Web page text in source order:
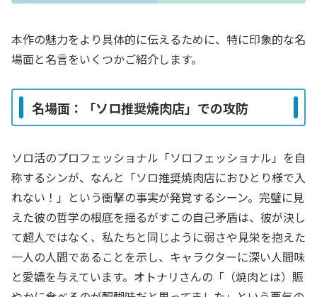
本作の魅力をより具体的に伝えるために、特に印象的な名
場面と名言をいくつかご紹介します。
名場面：「ソロ推奨焼肉店」での攻防
ソロ活のプロフェッショナル「ソロフェッショナル」を自
称するシンが、なんと「ソロ推奨焼肉店におひとり様で入
れない！」という衝撃の事実が発覚するシーン。完璧に見
えた彼の哲学の根底を揺るがすこの自己矛盾は、彼が決し
て超人ではなく、私たちと同じように弱さや見栄を抱えた
一人の人間であることを示し、キャラクターに深い人間味
と愛嬌を与えています。オトナリさんの「（焼肉とは）賑